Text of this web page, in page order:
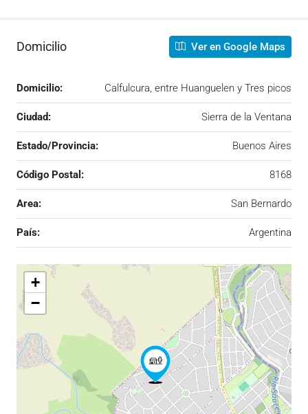
Domicilio Ver en Google Maps
Domicilio: Calfulcura, entre Huanguelen y Tres picos
Ciudad: Sierra de la Ventana
Estado/Provincia: Buenos Aires
Código Postal: 8168
Area: San Bernardo
País: Argentina
+
−